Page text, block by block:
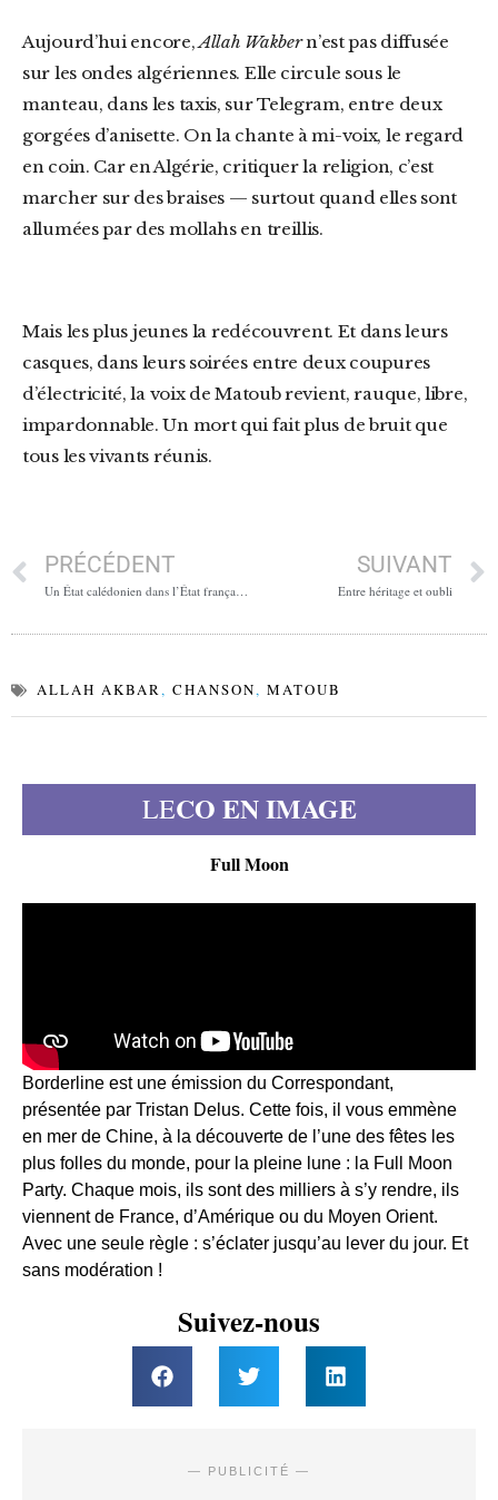
Aujourd’hui encore,Allah Wakbern’est pas diffusée
sur les ondes algériennes. Elle circule sous le
manteau, dans les taxis, sur Telegram, entre deux
gorgées d’anisette. On la chante à mi-voix, le regard
en coin. Car en Algérie, critiquer la religion, c’est
marcher sur des braises — surtout quand elles sont
allumées par des mollahs en treillis.
Mais les plus jeunes la redécouvrent. Et dans leurs
casques, dans leurs soirées entre deux coupures
d’électricité, la voix de Matoub revient, rauque, libre,
impardonnable. Un mort qui fait plus de bruit que
tous les vivants réunis.
PRÉCÉDENT
Un État calédonien dans l’État français : l’accord inédit de Bougival
SUIVANT
Entre héritage et oubli
ALLAH AKBAR, CHANSON, MATOUB
LECO EN IMAGE
Full Moon
Borderline est une émission du Correspondant,
présentée par Tristan Delus. Cette fois, il vous emmène
en mer de Chine, à la découverte de l’une des fêtes les
plus folles du monde, pour la pleine lune : la Full Moon
Party. Chaque mois, ils sont des milliers à s’y rendre, ils
viennent de France, d’Amérique ou du Moyen Orient.
Avec une seule règle : s’éclater jusqu’au lever du jour. Et
sans modération !
Suivez-nous
— PUBLICITÉ —